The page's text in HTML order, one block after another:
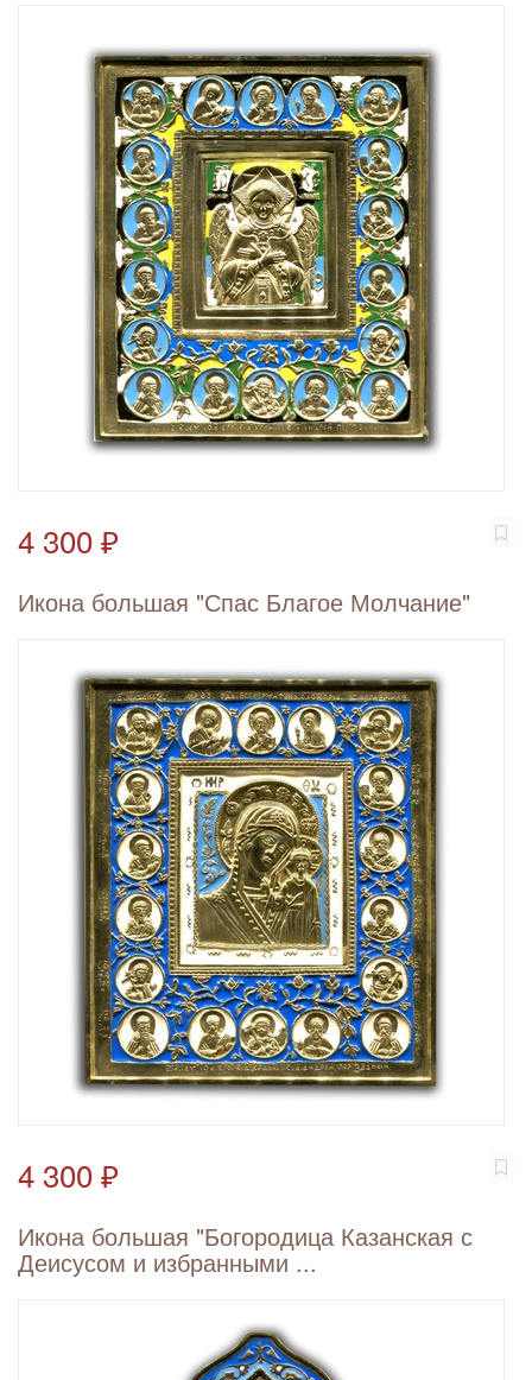
4 300 ₽
Икона большая "Спас Благое Молчание"
4 300 ₽
Икона большая "Богородица Казанская с
Деисусом и избранными ...